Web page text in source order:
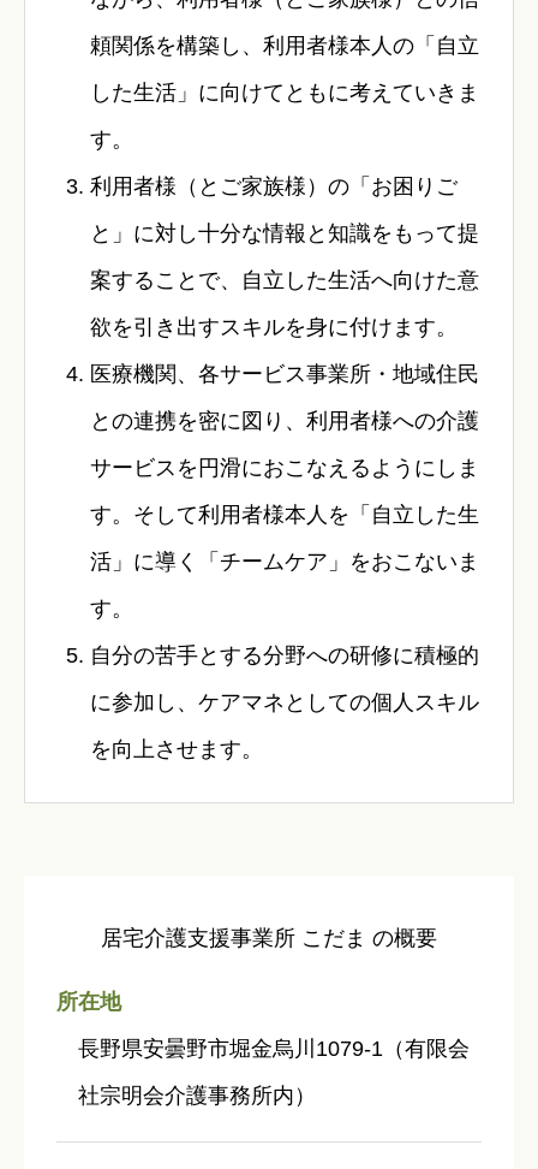
頼関係を構築し、利用者様本人の「自立
した生活」に向けてともに考えていきま
す。
利用者様（とご家族様）の「お困りご
と」に対し十分な情報と知識をもって提
案することで、自立した生活へ向けた意
欲を引き出すスキルを身に付けます。
医療機関、各サービス事業所・地域住民
との連携を密に図り、利用者様への介護
サービスを円滑におこなえるようにしま
す。そして利用者様本人を「自立した生
活」に導く「チームケア」をおこないま
す。
自分の苦手とする分野への研修に積極的
に参加し、ケアマネとしての個人スキル
を向上させます。
居宅介護支援事業所 こだま の概要
所在地
長野県安曇野市堀金烏川1079-1（有限会
社宗明会介護事務所内）